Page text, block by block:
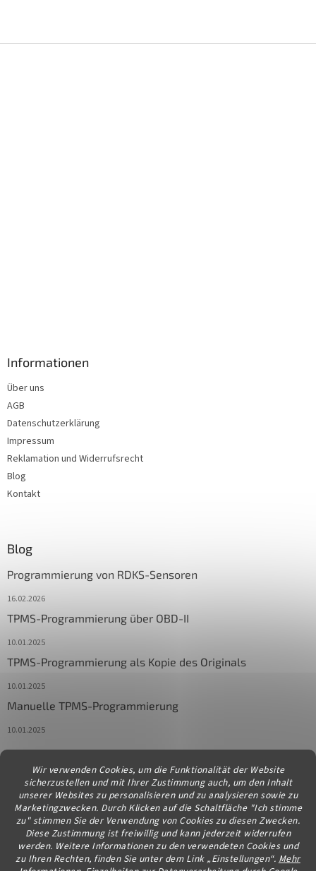
Wir verwenden Cookies, um die Funktionalität der Website
sicherzustellen und mit Ihrer Zustimmung auch, um den Inhalt
unserer Websites zu personalisieren und zu analysieren sowie zu
Marketingzwecken. Durch Klicken auf die Schaltfläche "Ich stimme
zu" stimmen Sie der Verwendung von Cookies zu diesen Zwecken.
Diese Zustimmung ist freiwillig und kann jederzeit widerrufen
werden. Weitere Informationen zu den verwendeten Cookies und
zu Ihren Rechten, finden Sie unter dem Link „Einstellungen“. Mehr
Informationen
Über uns
AGB
Datenschutzerklärung
Impressum
Reklamation und Widerrufsrecht
Blog
Kontakt
Blog
Programmierung von RDKS-Sensoren
16.02.2026
TPMS-Programmierung über OBD-II
10.01.2025
TPMS-Programmierung als Kopie des Originals
10.01.2025
Manuelle TPMS-Programmierung
10.01.2025
Kontakt
info@diagstore.at